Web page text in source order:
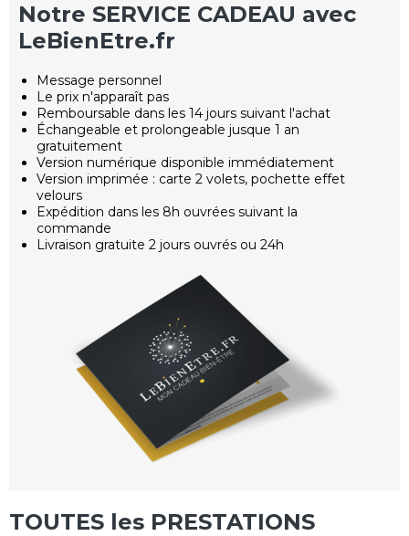
Notre SERVICE CADEAU avec
LeBienEtre.fr
Message personnel
Le prix n'apparaît pas
Remboursable dans les 14 jours suivant l'achat
Échangeable et prolongeable jusque 1 an
gratuitement
Version numérique disponible immédiatement
Version imprimée : carte 2 volets, pochette effet
velours
Expédition dans les 8h ouvrées suivant la
commande
Livraison gratuite 2 jours ouvrés ou 24h
TOUTES les PRESTATIONS